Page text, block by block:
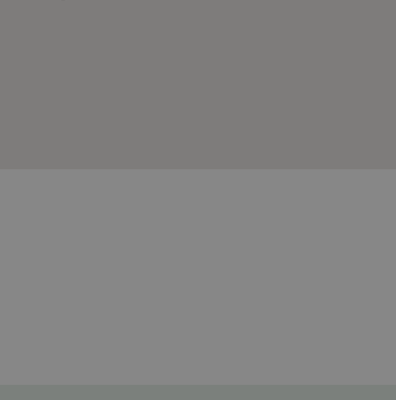
ALOE VERA, BURRO DI KARITÉ,